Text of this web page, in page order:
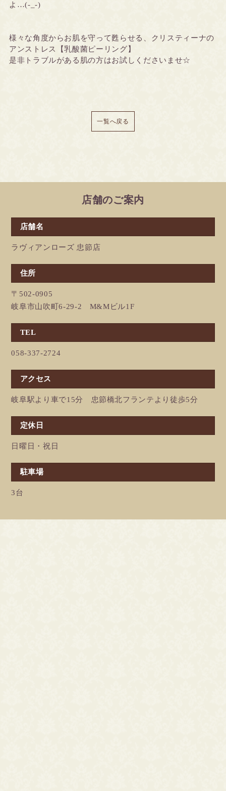
よ…(-_-)
様々な角度からお肌を守って甦らせる、クリスティーナの
アンストレス【乳酸菌ピーリング】
是非トラブルがある肌の方はお試しくださいませ☆
一覧へ戻る
店舗のご案内
店舗名
ラヴィアンローズ 忠節店
住所
〒502-0905
岐阜市山吹町6-29-2 M&Mビル1F
TEL
058-337-2724
アクセス
岐阜駅より車で15分 忠節橋北フランテより徒歩5分
定休日
日曜日・祝日
駐車場
3台